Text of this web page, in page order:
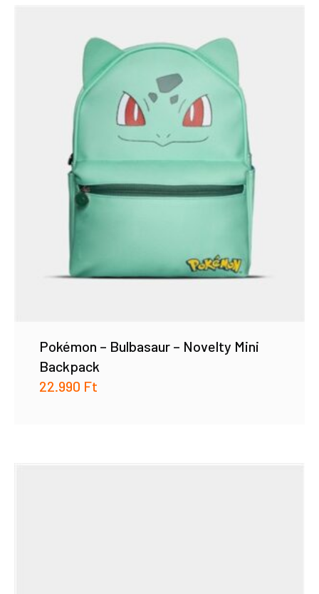
Pokémon – Bulbasaur – Novelty Mini
Backpack
22.990 Ft